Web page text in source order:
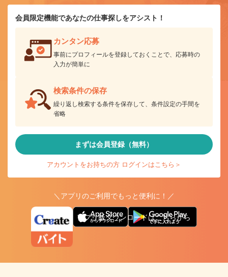
会員限定機能であなたの仕事探しをアシスト！
カンタン応募
事前にプロフィールを登録しておくことで、応募時の
入力が簡単に
検索条件の保存
繰り返し検索する条件を保存して、条件設定の手間を
省略
まずは会員登録（無料）
アカウントをお持ちの方 ログインはこちら＞
＼アプリのご利用でもっと便利に！／
アプリ版ダウンロードはこちらから